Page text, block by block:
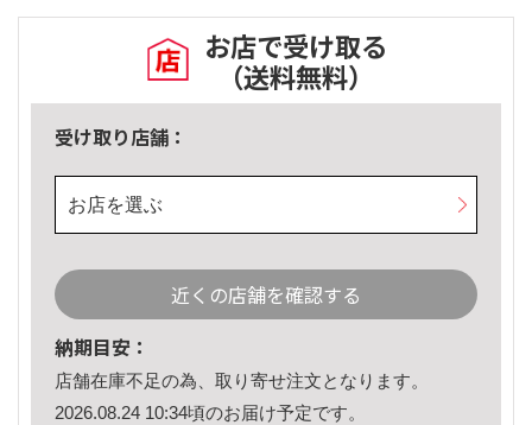
お店で受け取る
（送料無料）
受け取り店舗：
お店を選ぶ
近くの店舗を確認する
納期目安：
店舗在庫不足の為、取り寄せ注文となります。
2026.08.24 10:34頃のお届け予定です。